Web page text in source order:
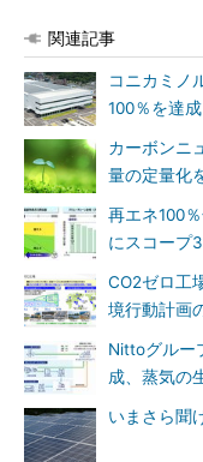
関連記事
コニカミノ
100％を達成
カーボンニ
量の定量化
再エネ100
にスコープ
CO2ゼロ工
境行動計画
Nittoグルー
成、蒸気の
いまさら聞